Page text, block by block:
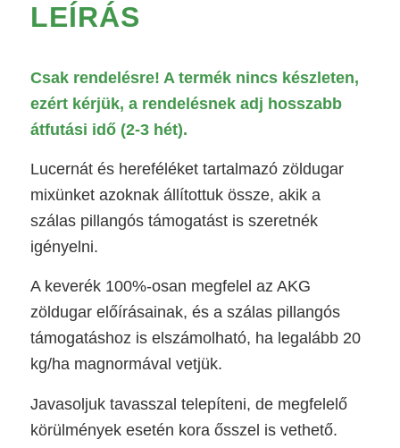
LEÍRÁS
Csak rendelésre! A termék nincs készleten,
ezért kérjük, a rendelésnek adj hosszabb
átfutási idő (2-3 hét).
Lucernát és hereféléket tartalmazó zöldugar
mixünket azoknak állítottuk össze, akik a
szálas pillangós támogatást is szeretnék
igényelni.
A keverék 100%-osan megfelel az AKG
zöldugar előírásainak, és a szálas pillangós
támogatáshoz is elszámolható, ha legalább 20
kg/ha magnormával vetjük.
Javasoljuk tavasszal telepíteni, de megfelelő
körülmények esetén kora ősszel is vethető.